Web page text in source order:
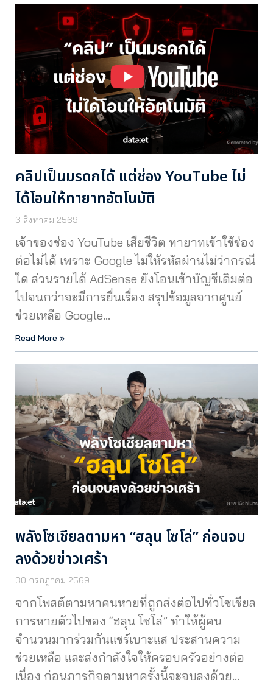
คลิปเป็นมรดกได้ แต่ช่อง YouTube ไม่
ได้โอนให้ทายาทอัตโนมัติ
3 สิงหาคม 2569
เจ้าของช่อง YouTube เสียชีวิต ทายาทเข้าใช้ช่อง
ต่อไม่ได้ เพราะ Google ไม่ให้รหัสผ่านไม่ว่ากรณี
ใด ส่วนรายได้ AdSense ยังโอนเข้าบัญชีเดิมต่อ
ไปจนกว่าจะมีการยื่นเรื่อง สรุปข้อมูลจากศูนย์
ช่วยเหลือ Google…
Read More »
พลังโซเชียลตามหา “ฮลุน โซโล่” ก่อนจบ
ลงด้วยข่าวเศร้า
30 กรกฎาคม 2569
จากโพสต์ตามหาคนหายที่ถูกส่งต่อไปทั่วโซเชียล
การหายตัวไปของ “ฮลุน โซโล่” ทำให้ผู้คน
จำนวนมากร่วมกันแชร์เบาะแส ประสานความ
ช่วยเหลือ และส่งกำลังใจให้ครอบครัวอย่างต่อ
เนื่อง ก่อนภารกิจตามหาครั้งนี้จะจบลงด้วย…